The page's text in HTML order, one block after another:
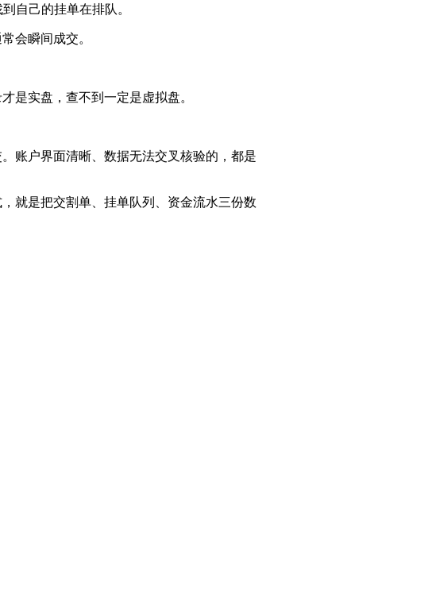
自己的挂单在排队。
会瞬间成交。
是实盘，查不到一定是虚拟盘。
账户界面清晰、数据无法交叉核验的，都是
就是把交割单、挂单队列、资金流水三份数